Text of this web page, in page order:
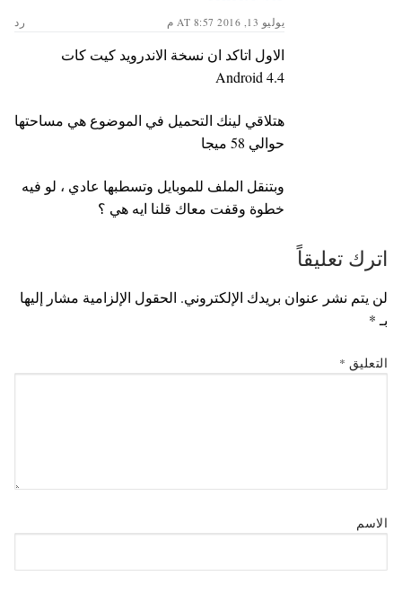
يوليو 13, 2016 AT 8:57 م رد
الاول اتاكد ان نسخة الاندرويد كيت كات
Android 4.4
هتلاقي لينك التحميل في الموضوع هي مساحتها
حوالي 58 ميجا
وبتنقل الملف للموبايل وتسطبها عادي ، لو فيه
خطوة وقفت معاك قلنا ايه هي ؟
اترك تعليقاً
لن يتم نشر عنوان بريدك الإلكتروني. الحقول الإلزامية مشار إليها
بـ *
التعليق *
الاسم